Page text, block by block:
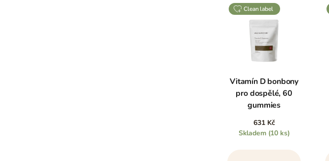
clean label
Vitamín D bonbony
pro dospělé, 60
gummies
631 Kč
Skladem (10 ks)